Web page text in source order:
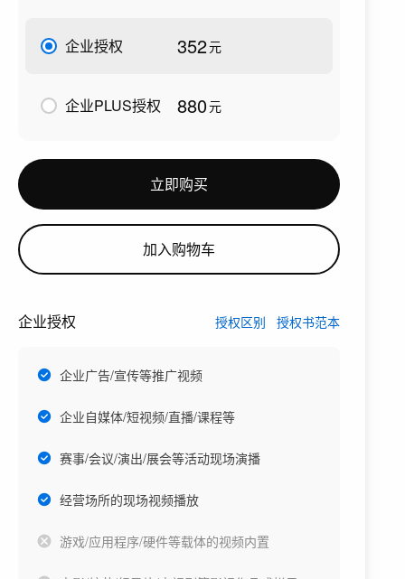
企业授权 352元
企业PLUS授权 880元
立即购买
加入购物车
企业授权 授权区别 授权书范本
企业广告/宣传等推广视频
企业自媒体/短视频/直播/课程等
赛事/会议/演出/展会等活动现场演播
经营场所的现场视频播放
游戏/应用程序/硬件等载体的视频内置